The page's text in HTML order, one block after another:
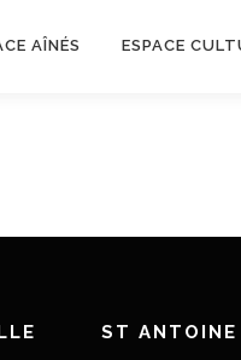
AÎNÉS ESPACE
ST ANTOINE